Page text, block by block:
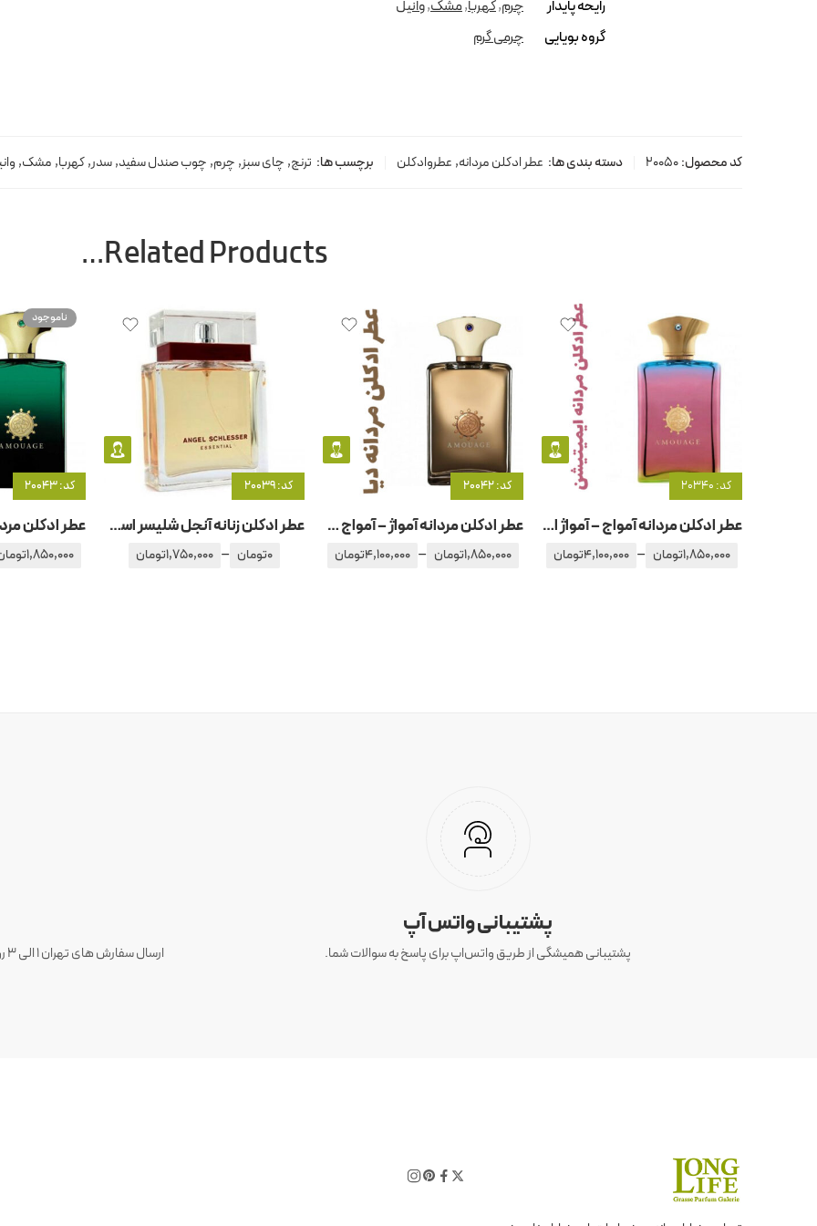
رایحه پایدار
چرم,کهربا,مشک,وانیل
گروه بویایی
چرمی گرم
کد محصول:20050 دسته بندی ها: عطر ادکلن مردانه, عطروادکلن برچسب ها: ترنج, چای سبز, چرم, چوب صندل سفید,سدر,کهربا, مشک,
Related Products…
کد: 20340
عطر ادکلن مردانه آمواج – آمواژ ایمیتیشن
1,850,000تومان –
4,100,000تومان
کد: 20042
عطر ادکلن مردانه آمواژ – آمواج دیا
1,850,000تومان –
4,100,000تومان
کد: 20039
عطر ادکلن زنانه آنجل شلیسر اسنشیال
0تومان –
1,750,000تومان
ناموجود
کد: 20043
1,850,000
پشتیبانی واتس آپ
پشتیبانی همیشگی از طریق واتس‌اپ برای پاسخ به سوالات شما.